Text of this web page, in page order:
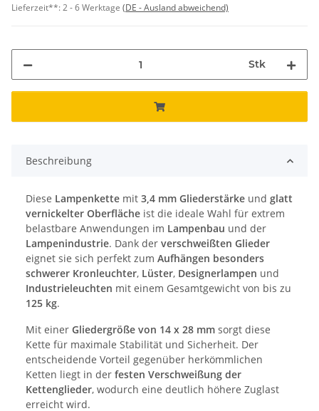
Lieferzeit**:2 - 6 Werktage (DE - Ausland abweichend)
Stk
Beschreibung
Diese Lampenkette mit 3,4 mm Gliederstärke und glatt
vernickelter Oberfläche ist die ideale Wahl für extrem
belastbare Anwendungen im Lampenbau und der
Lampenindustrie. Dank der verschweißten Glieder
eignet sie sich perfekt zum Aufhängen besonders
schwerer Kronleuchter, Lüster, Designerlampen und
Industrieleuchten mit einem Gesamtgewicht von bis zu
125 kg.
Mit einer Gliedergröße von 14 x 28 mm sorgt diese
Kette für maximale Stabilität und Sicherheit. Der
entscheidende Vorteil gegenüber herkömmlichen
Ketten liegt in der festen Verschweißung der
Kettenglieder, wodurch eine deutlich höhere Zuglast
erreicht wird.